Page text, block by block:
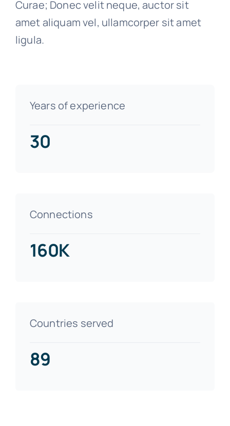
Curae; Donec velit neque, auctor sit
amet aliquam vel, ullamcorper sit amet
ligula.
Years of experience
30
Connections
160K
Countries served
89